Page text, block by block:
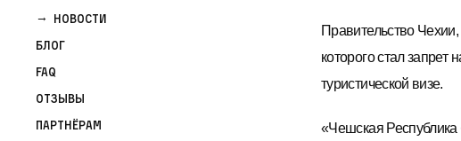
Новости
Блог
FAQ
Отзывы
Партнёрам
Правительство
которого стал запрет
туристической визе.
«Чешская Республика